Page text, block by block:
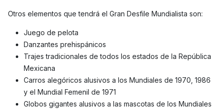
Otros elementos que tendrá el Gran Desfile Mundialista son:
Juego de pelota
Danzantes prehispánicos
Trajes tradicionales de todos los estados de la República
Mexicana
Carros alegóricos alusivos a los Mundiales de 1970, 1986
y el Mundial Femenil de 1971
Globos gigantes alusivos a las mascotas de los Mundiales